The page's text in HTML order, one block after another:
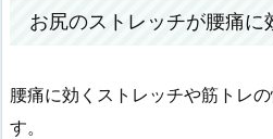
お尻のストレッチが腰痛に
腰痛に効くストレッチや筋トレ
す。